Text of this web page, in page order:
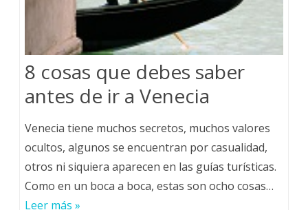
8 cosas que debes saber
antes de ir a Venecia
Venecia tiene muchos secretos, muchos valores
ocultos, algunos se encuentran por casualidad,
otros ni siquiera aparecen en las guías turísticas.
Como en un boca a boca, estas son ocho cosas…
Leer más »